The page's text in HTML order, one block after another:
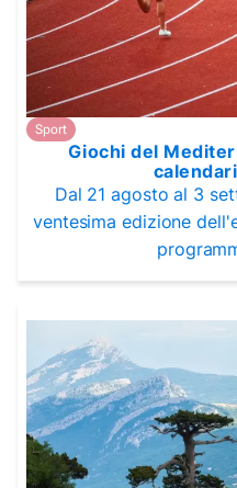
Sport
Giochi del
Dal 21 agosto al 3
ventesima edizione